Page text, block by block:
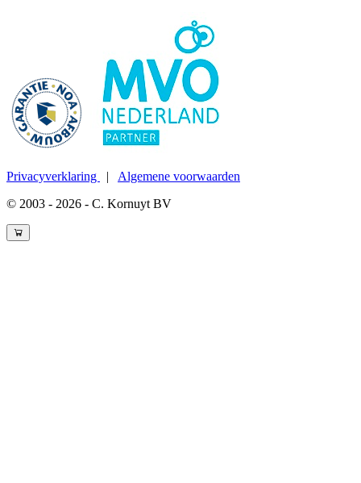
Privacyverklaring | Algemene voorwaarden
© 2003 - 2026 - C. Kornuyt BV